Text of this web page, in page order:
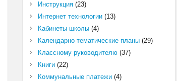
Инструкция(23)
Интернет технологии(13)
Кабинеты школы(4)
Календарно-тематические планы(29)
Классному руководителю(37)
Книги(22)
Коммунальные платежи(4)